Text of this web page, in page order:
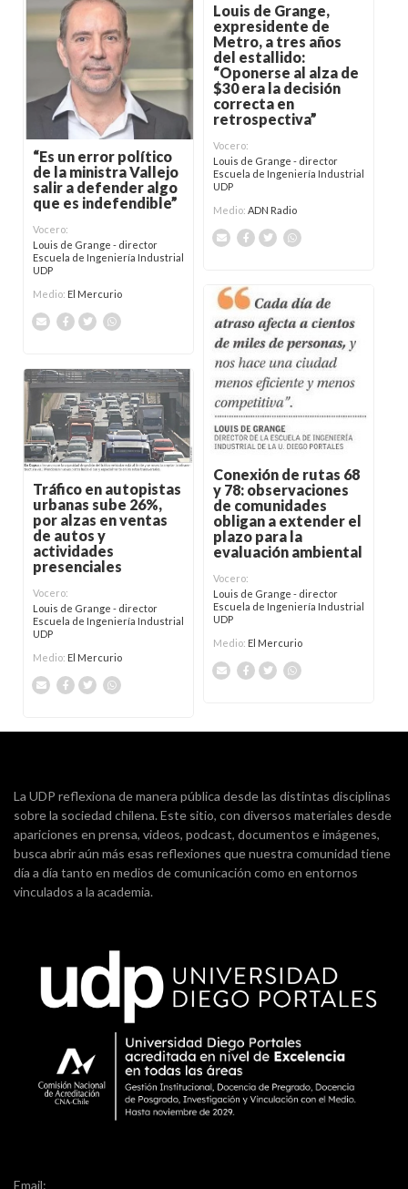
Louis de Grange,
expresidente de
Metro, a tres años
del estallido:
“Oponerse al alza de
$30 era la decisión
correcta en
retrospectiva”
Vocero:
Louis de Grange - director
Escuela de Ingeniería Industrial
UDP
Medio:ADN Radio
“Es un error político
de la ministra Vallejo
salir a defender algo
que es indefendible”
Vocero:
Louis de Grange - director
Escuela de Ingeniería Industrial
UDP
Medio: El Mercurio
Conexión de rutas 68
y 78: observaciones
de comunidades
obligan a extender el
plazo para la
evaluación ambiental
Vocero:
Louis de Grange - director
Escuela de Ingeniería Industrial
UDP
Medio: El Mercurio
Tráfico en autopistas
urbanas sube 26%,
por alzas en ventas
de autos y
actividades
presenciales
Vocero:
Louis de Grange - director
Escuela de Ingeniería Industrial
UDP
Medio: El Mercurio
La UDP reflexiona de manera pública desde las distintas disciplinas
sobre la sociedad chilena. Este sitio, con diversos materiales desde
apariciones en prensa, videos, podcast, documentos e imágenes,
busca abrir aún más esas reflexiones que nuestra comunidad tiene
día a día tanto en medios de comunicación como en entornos
vinculados a la academia.
Email: